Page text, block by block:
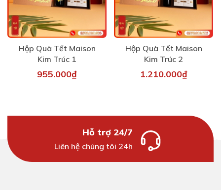
Hộp Quà Tết Maison
Kim Trúc 1
955.000₫
Hộp Quà Tết Maison
Kim Trúc 2
1.210.000₫
Hỗ trợ 24/7
Liên hệ chúng tôi 24h